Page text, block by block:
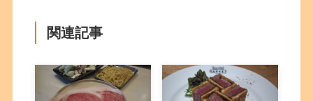
関連記事